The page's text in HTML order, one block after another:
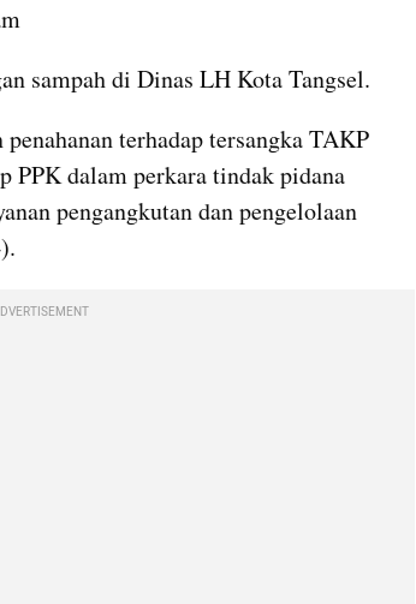
sampah di Dinas LH Kota Tangsel.
terhadap tersangka TAKP
PPK dalam perkara tindak pidana
pengangkutan dan pengelolaan